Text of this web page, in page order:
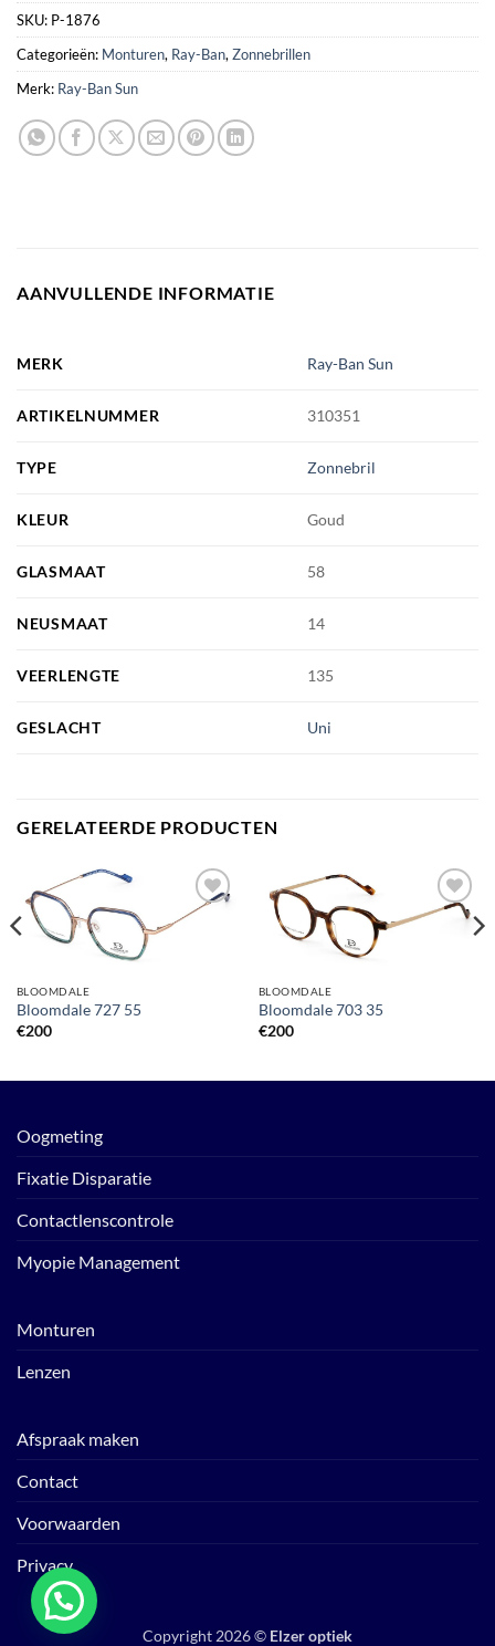
SKU: P-1876
Categorieën: Monturen, Ray-Ban, Zonnebrillen
Merk: Ray-Ban Sun
AANVULLENDE INFORMATIE
MERK Ray-Ban Sun
ARTIKELNUMMER 310351
TYPE Zonnebril
KLEUR Goud
GLASMAAT 58
NEUSMAAT 14
VEERLENGTE 135
GESLACHT Uni
GERELATEERDE PRODUCTEN
Toevoegen
BLOOMDALE
Bloomdale 727 55
€200
Toevoegen
BLOOMDALE
Bloomdale 703 35
€200
Oogmeting
Fixatie Disparatie
Contactlenscontrole
Myopie Management
Monturen
Lenzen
Afspraak maken
Contact
Voorwaarden
Privacy
Copyright 2026 © Elzer optiek